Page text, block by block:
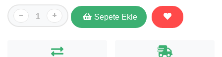
- + Sepete Ekle